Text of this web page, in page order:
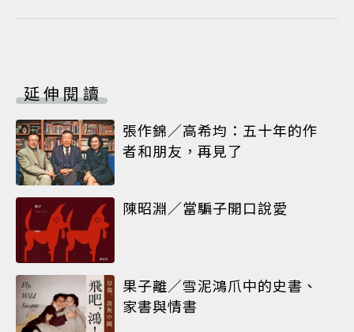
延伸閱讀
張作錦／高希均：五十年的作
者和朋友，再見了
陳昭淵／當騙子開口說愛
果子離／雪泥鴻爪中的史書、
家書與情書